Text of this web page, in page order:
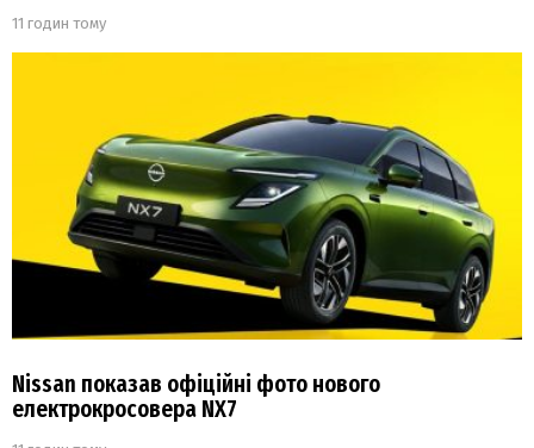
11 годин тому
Nissan показав офіційні фото нового
електрокросовера NX7